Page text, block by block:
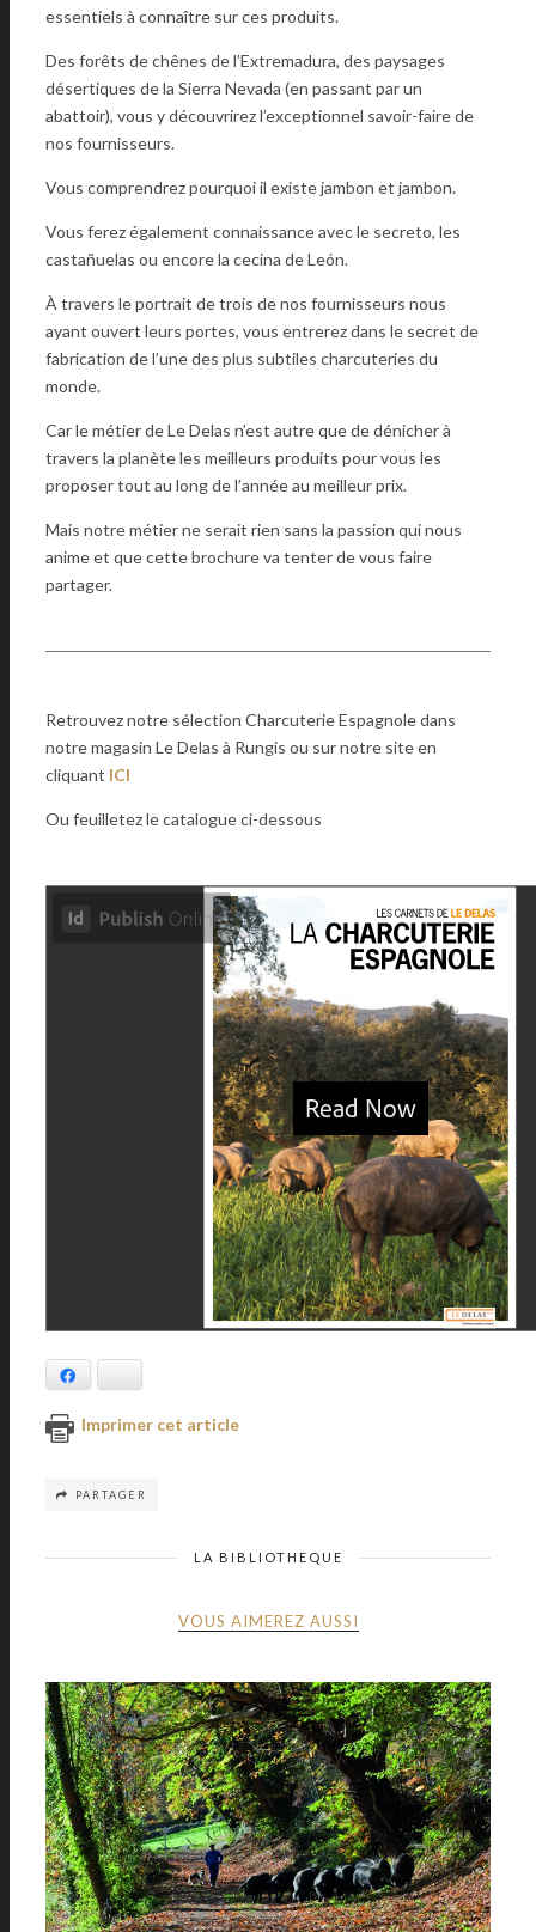
essentiels à connaître sur ces produits.
Des forêts de chênes de l’Extremadura, des paysages
désertiques de la Sierra Nevada (en passant par un
abattoir), vous y découvrirez l’exceptionnel savoir-faire de
nos fournisseurs.
Vous comprendrez pourquoi il existe jambon et jambon.
Vous ferez également connaissance avec le secreto, les
castañuelas ou encore la cecina de León.
À travers le portrait de trois de nos fournisseurs nous
ayant ouvert leurs portes, vous entrerez dans le secret de
fabrication de l’une des plus subtiles charcuteries du
monde.
Car le métier de Le Delas n’est autre que de dénicher à
travers la planète les meilleurs produits pour vous les
proposer tout au long de l’année au meilleur prix.
Mais notre métier ne serait rien sans la passion qui nous
anime et que cette brochure va tenter de vous faire
partager.
Retrouvez notre sélection Charcuterie Espagnole dans
notre magasin Le Delas à Rungis ou sur notre site en
cliquant ICI
Ou feuilletez le catalogue ci-dessous
Imprimer cet article
PARTAGER
LA BIBLIOTHEQUE
VOUS AIMEREZ AUSSI